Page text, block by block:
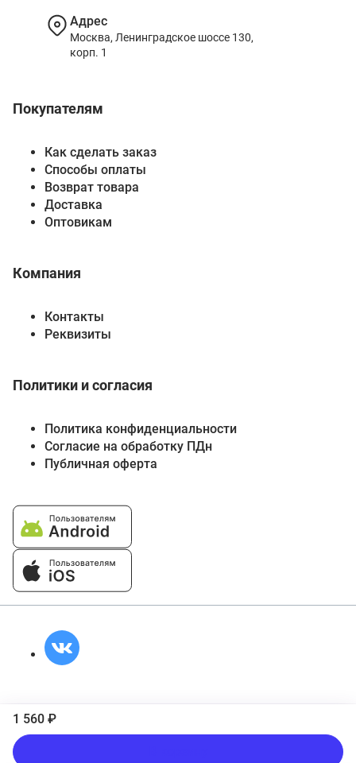
1 560 ₽
Покупателям
Как сделать заказ
Способы оплаты
Возврат товара
Доставка
Оптовикам
Компания
Контакты
Реквизиты
Политики и согласия
Политика конфиденциальности
Согласие на обработку ПДн
Публичная оферта
Адрес
Москва, Ленинградское шоссе 130,
корп. 1